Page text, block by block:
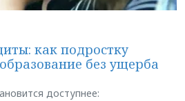
как подростку
без ущерба
доступнее: